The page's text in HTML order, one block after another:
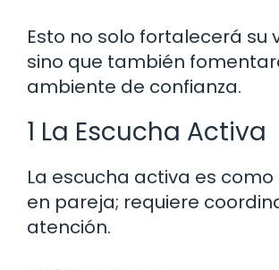
Esto no solo fortalecerá su
sino que también
ambiente de confianza.
1 La Escucha Activa
La escucha activa es como
en pareja; requiere
atención.